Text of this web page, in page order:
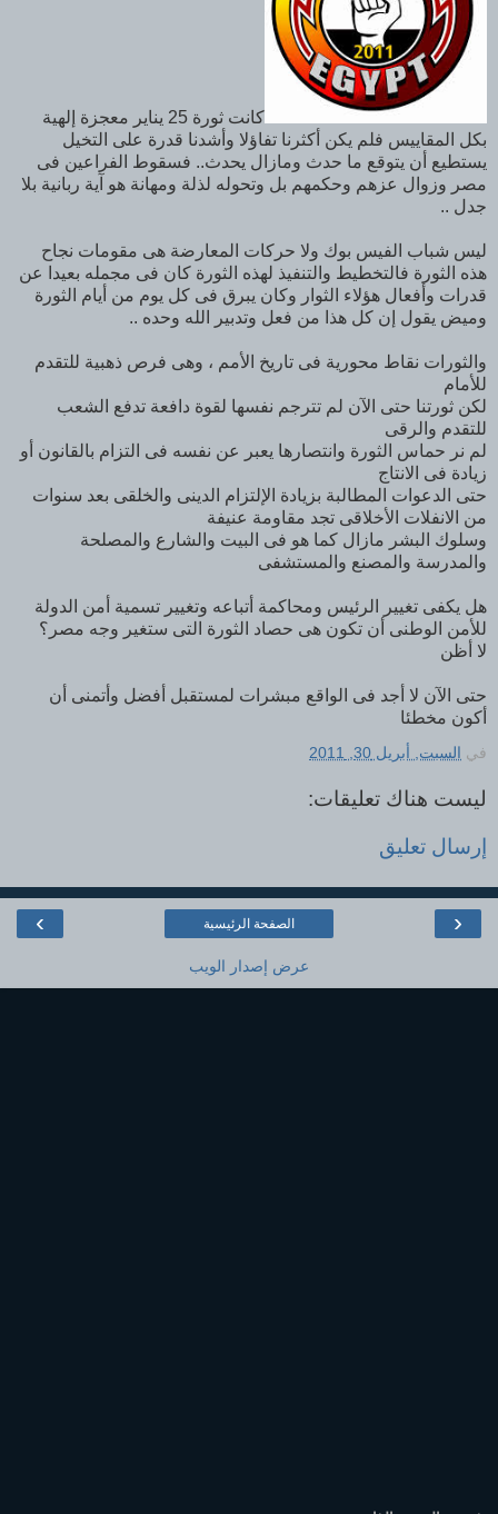
كانت ثورة 25 يناير معجزة إلهية
بكل المقاييس فلم يكن أكثرنا تفاؤلا وأشدنا قدرة على التخيل
يستطيع أن يتوقع ما حدث ومازال يحدث.. فسقوط الفراعين فى
مصر وزوال عزهم وحكمهم بل وتحوله لذلة ومهانة هو آية ربانية بلا
جدل ..
ليس شباب الفيس بوك ولا حركات المعارضة هى مقومات نجاح
هذه الثورة فالتخطيط والتنفيذ لهذه الثورة كان فى مجمله بعيدا عن
قدرات وأفعال هؤلاء الثوار وكان يبرق فى كل يوم من أيام الثورة
وميض يقول إن كل هذا من فعل وتدبير الله وحده ..
والثورات نقاط محورية فى تاريخ الأمم ، وهى فرص ذهبية للتقدم
للأمام
لكن ثورتنا حتى الآن لم تترجم نفسها لقوة دافعة تدفع الشعب
للتقدم والرقى
لم نر حماس الثورة وانتصارها يعبر عن نفسه فى التزام بالقانون أو
زيادة فى الانتاج
حتى الدعوات المطالبة بزيادة الإلتزام الدينى والخلقى بعد سنوات
من الانفلات الأخلاقى تجد مقاومة عنيفة
وسلوك البشر مازال كما هو فى البيت والشارع والمصلحة
والمدرسة والمصنع والمستشفى
هل يكفى تغيير الرئيس ومحاكمة أتباعه وتغيير تسمية أمن الدولة
للأمن الوطنى أن تكون هى حصاد الثورة التى ستغير وجه مصر؟
لا أظن
حتى الآن لا أجد فى الواقع مبشرات لمستقبل أفضل وأتمنى أن
أكون مخطئا
في السبت, أبريل 30, 2011
ليست هناك تعليقات:
إرسال تعليق
‹
› الصفحة الرئيسية
عرض إصدار الويب